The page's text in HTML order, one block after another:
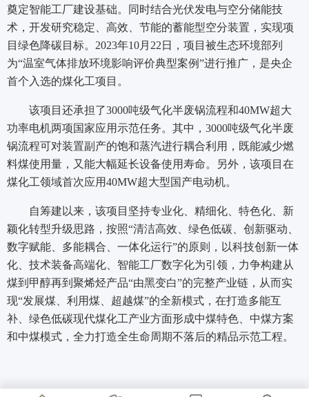
奠定智能工厂建设基础。同时结合光伏发电与空分储能技
术，开发研究稳定、高效、节能的蓄能型空分装置，实现项
目绿色降碳目标。2023年10月22日，项目被生态环境部列
为“温室气体排放环境影响评价典型案例”进行推广，是央企
首个入选的煤化工项目。
该项目还承担了3000吨级气化半废锅流程和40MW超大
功率电机两项国家应用示范任务。其中，3000吨级气化半废
锅流程可对装置副产的饱和蒸汽进行耦合利用，既能减少燃
料煤使用量，又能大幅延长设备使用寿命。另外，该项目在
煤化工领域首次应用40MW超大型国产电动机。
自筹建以来，该项目坚持专业化、精细化、特色化、新
颖化转型升级思路，按照“清洁高效、绿色低碳、创新驱动、
数字赋能、多能耦合、一体化运行”的原则，以科技创新一体
化、技术装备高端化、智能工厂数字化为引领，力争构建从
煤到甲醇再到聚烯烃产品“由黑变白”的完整产业链，从而实
现“发展煤、利用煤、超越煤”的全新模式，在打造多能互
补、绿色低碳现代煤化工产业方面形成中煤特色、中煤方案
和中煤模式，全力打造全生命周期不落后的精品示范工程。